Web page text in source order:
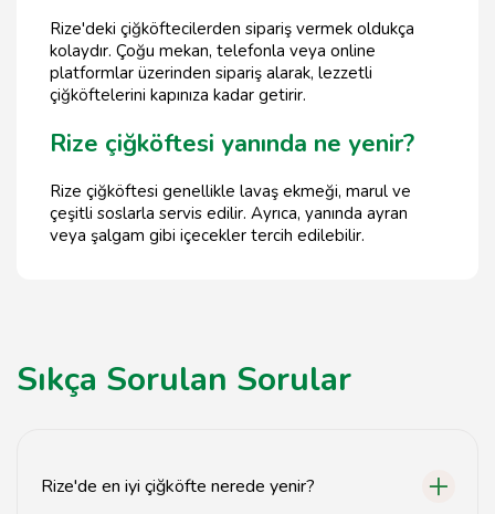
Rize'deki çiğköftecilerden sipariş vermek oldukça
kolaydır. Çoğu mekan, telefonla veya online
platformlar üzerinden sipariş alarak, lezzetli
çiğköftelerini kapınıza kadar getirir.
Rize çiğköftesi yanında ne yenir?
Rize çiğköftesi genellikle lavaş ekmeği, marul ve
çeşitli soslarla servis edilir. Ayrıca, yanında ayran
veya şalgam gibi içecekler tercih edilebilir.
Sıkça Sorulan Sorular
Rize'de en iyi çiğköfte nerede yenir?